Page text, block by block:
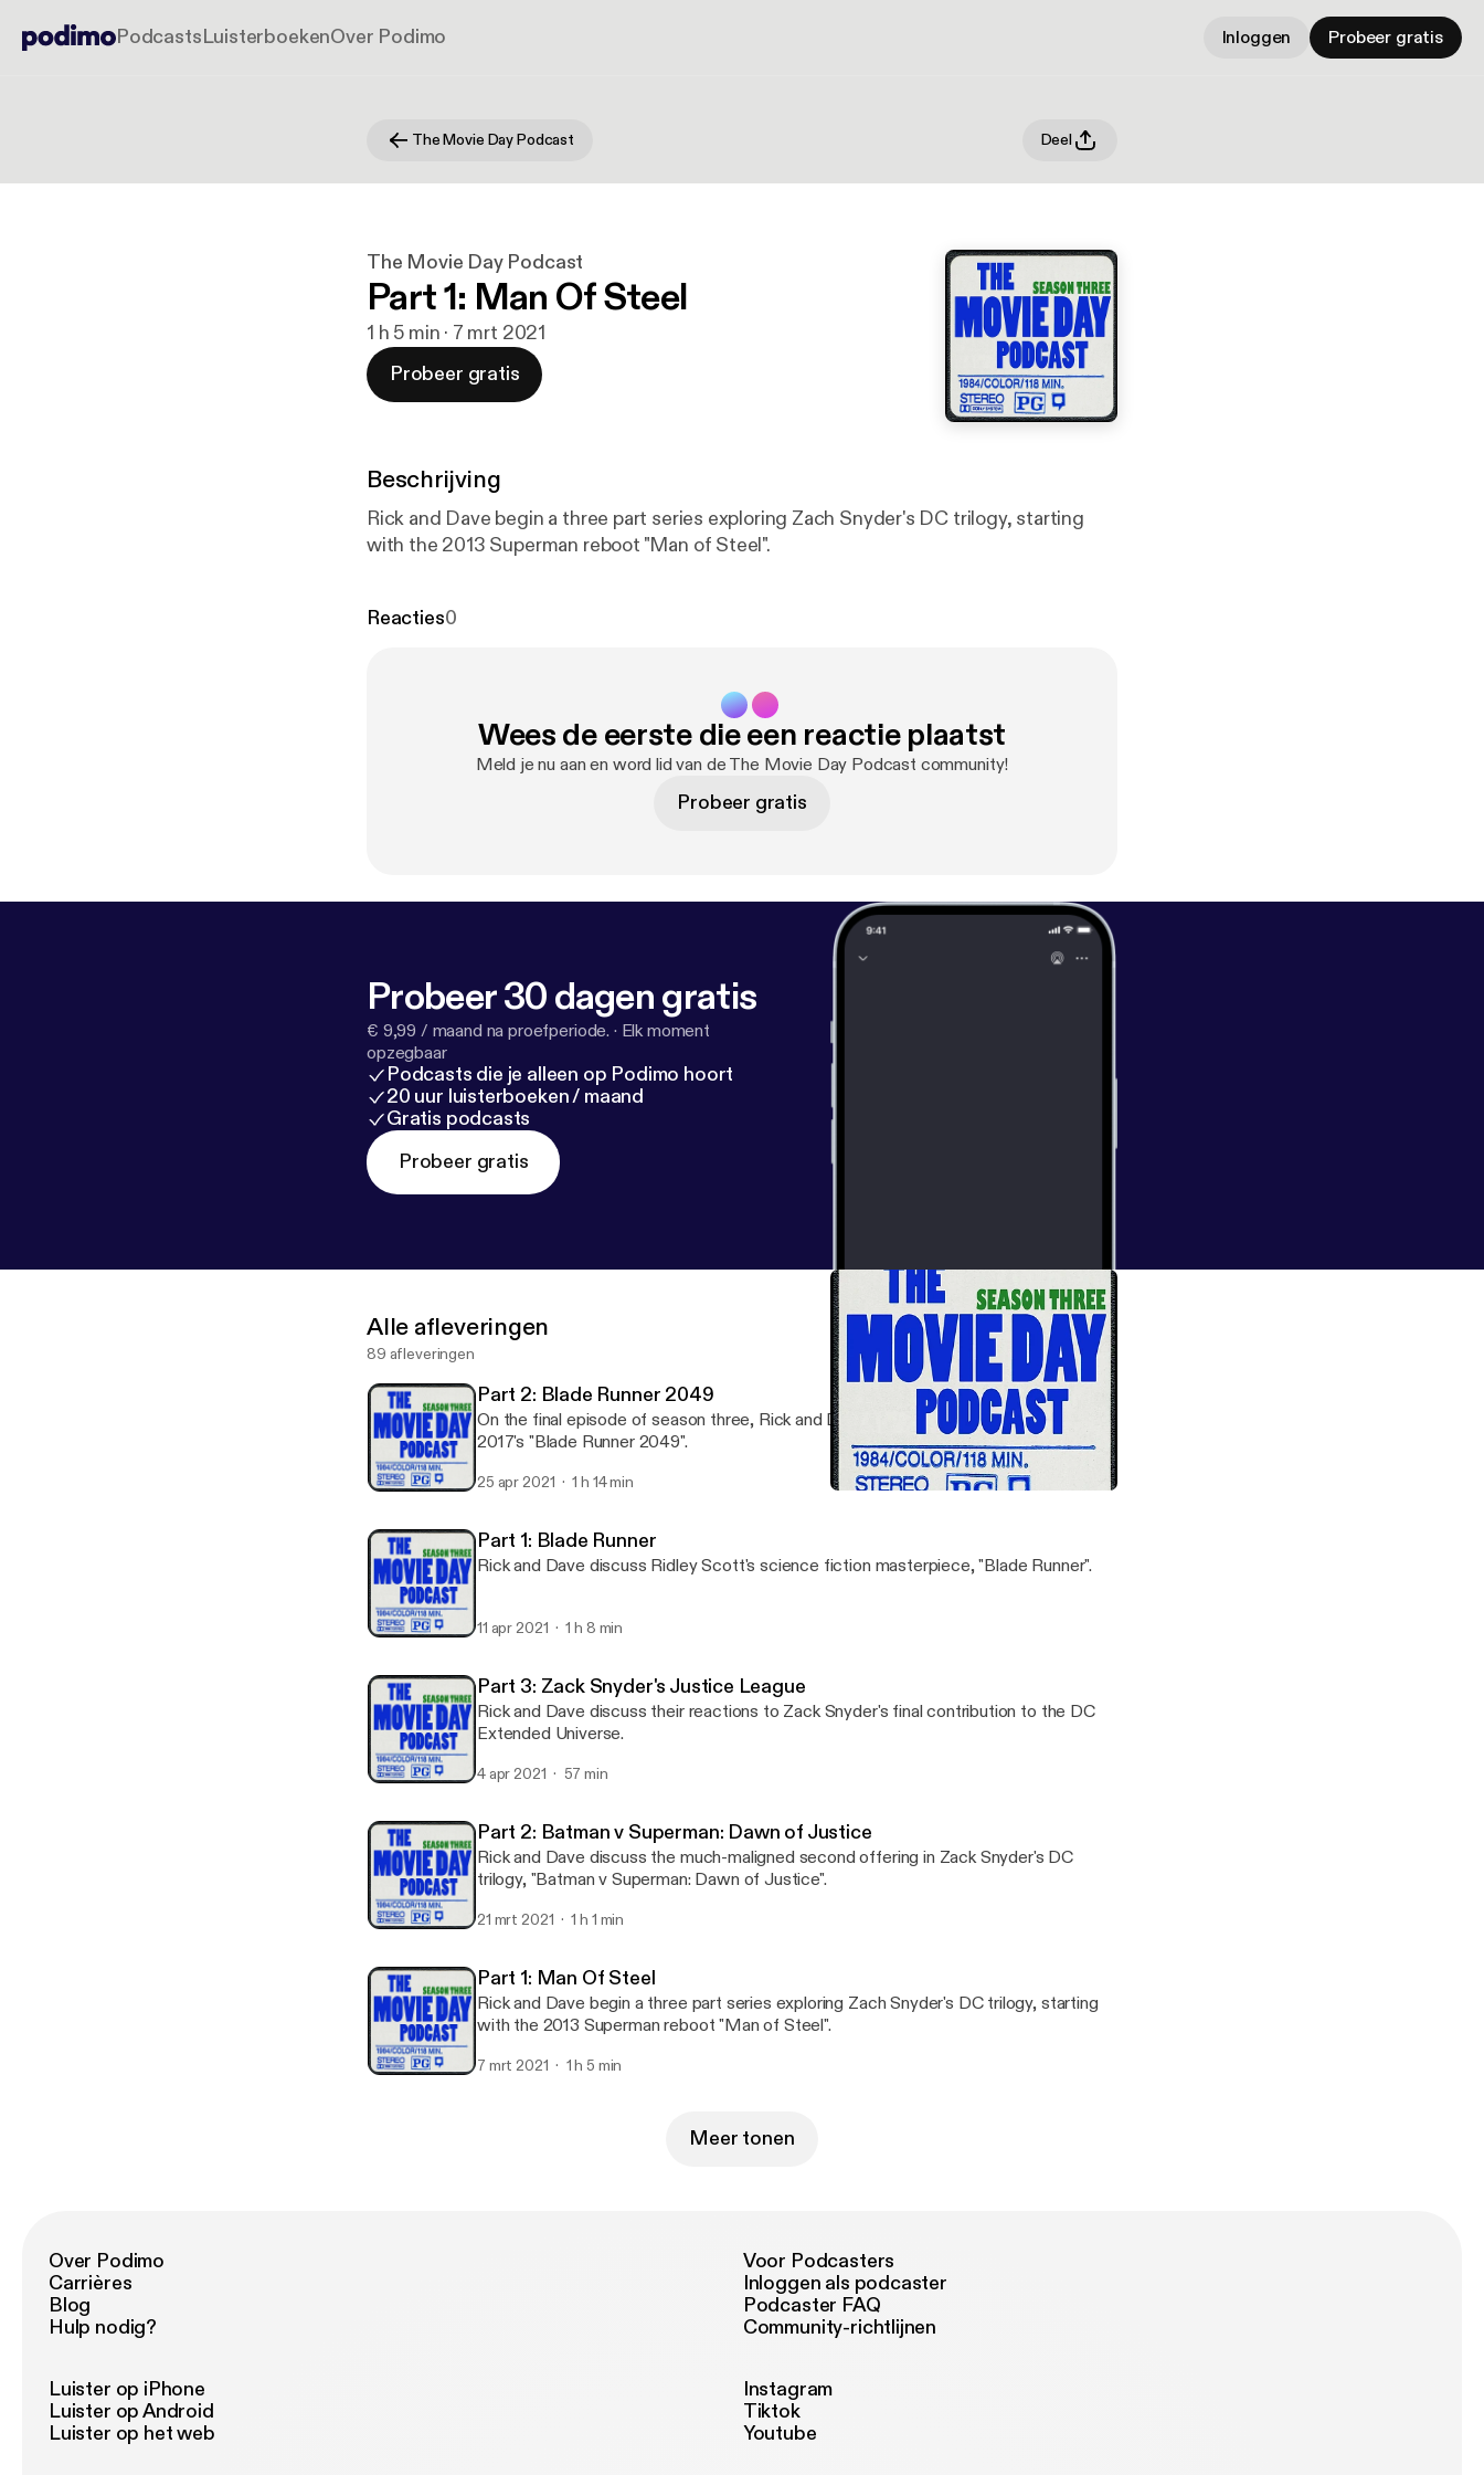
PodcastsLuisterboekenOver Podimo Inloggen Probeer gratis
The Movie Day Podcast Deel
The Movie Day Podcast
Part 1: Man Of Steel
1 h 5 min · 7 mrt 2021
Probeer gratis
Beschrijving
Rick and Dave begin a three part series exploring Zach Snyder's DC trilogy, starting
with the 2013 Superman reboot "Man of Steel".
Reacties0
Wees de eerste die een reactie plaatst
Meld je nu aan en word lid van de The Movie Day Podcast community!
Probeer gratis
Probeer 30 dagen gratis
€ 9,99 / maand na proefperiode. · Elk moment
opzegbaar
Podcasts die je alleen op Podimo hoort
20 uur luisterboeken / maand
Gratis podcasts
Probeer gratis
Alle afleveringen
89 afleveringen
Part 2: Blade Runner 2049
On the final episode of season three, Rick and Dave discuss the themes surrounding
2017's "Blade Runner 2049".
25 apr 2021 1 h 14 min
Part 1: Blade Runner
Rick and Dave discuss Ridley Scott's science fiction masterpiece, "Blade Runner".
11 apr 2021 1 h 8 min
Part 3: Zack Snyder's Justice League
Rick and Dave discuss their reactions to Zack Snyder's final contribution to the DC
Extended Universe.
4 apr 2021 57 min
Part 2: Batman v Superman: Dawn of Justice
Rick and Dave discuss the much-maligned second offering in Zack Snyder's DC
trilogy, "Batman v Superman: Dawn of Justice".
21 mrt 2021 1 h 1 min
Part 1: Man Of Steel
Rick and Dave begin a three part series exploring Zach Snyder's DC trilogy, starting
with the 2013 Superman reboot "Man of Steel".
7 mrt 2021 1 h 5 min
Meer tonen
Over Podimo
Carrières
Blog
Hulp nodig?
Voor Podcasters
Inloggen als podcaster
Podcaster FAQ
Community-richtlijnen
Luister op iPhone
Luister op Android
Luister op het web
Instagram
Tiktok
Youtube